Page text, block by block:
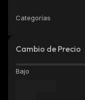
Categorías
Cambio de Precio
Bajo